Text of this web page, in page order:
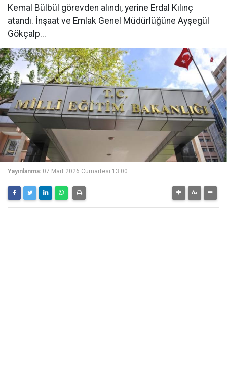
Kemal Bülbül görevden alındı, yerine Erdal Kılınç
atandı. İnşaat ve Emlak Genel Müdürlüğüne Ayşegül
Gökçalp...
Yayınlanma: 07 Mart 2026 Cumartesi 13:00